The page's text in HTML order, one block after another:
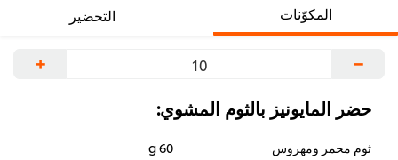
جميعها بين قطعتين من خبز البريتزل. طعم ومذاق وشكل رائع
يسر زبائنك بكل تأكيد. أطلع على الوصفة الكاملة ادناه.
المكوّنات التحضير
حضر المايونيز بالثوم المشوي:
ثوم محمر ومهروس
60 g